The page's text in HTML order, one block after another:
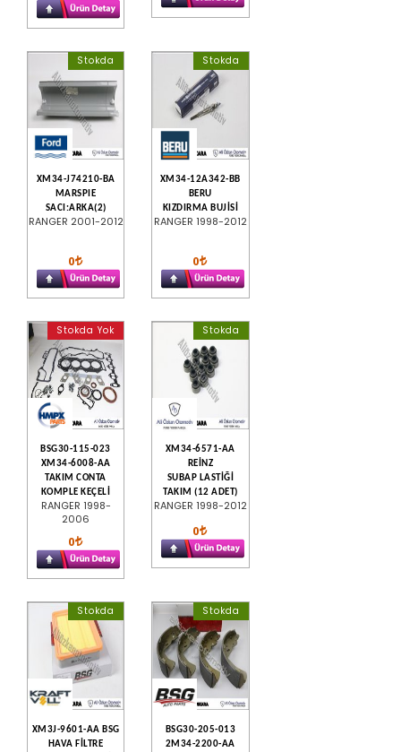
Stokda
XM34-J74210-BA
MARSPIE
SACI:ARKA(2)
RANGER 2001-2012
0
Stokda
XM34-12A342-BB
BERU
KIZDIRMA BUJİSİ
RANGER 1998-2012
0
Stokda Yok
BSG30-115-023
XM34-6008-AA
TAKIM CONTA
KOMPLE KEÇELİ
RANGER 1998-
2006
0
Stokda
XM34-6571-AA
REİNZ
SUBAP LASTİĞİ
TAKIM (12 ADET)
RANGER 1998-2012
0
Stokda
XM3J-9601-AA BSG
HAVA FİLTRE
Stokda
BSG30-205-013
2M34-2200-AA